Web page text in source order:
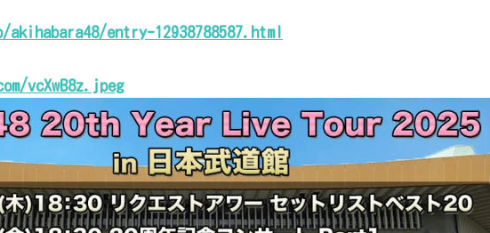
entry-12938788587.html
vcXwB8z.jpeg